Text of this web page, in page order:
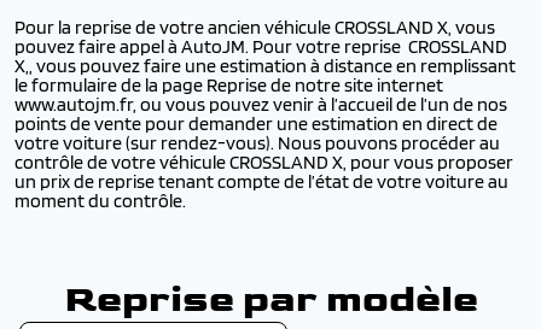
Pour la reprise de votre ancien véhicule CROSSLAND X, vous
pouvez faire appel à AutoJM. Pour votre reprise CROSSLAND
X,, vous pouvez faire une estimation à distance en remplissant
le formulaire de la page Reprise de notre site internet
www.autojm.fr, ou vous pouvez venir à l’accueil de l’un de nos
points de vente pour demander une estimation en direct de
votre voiture (sur rendez-vous). Nous pouvons procéder au
contrôle de votre véhicule CROSSLAND X, pour vous proposer
un prix de reprise tenant compte de l’état de votre voiture au
moment du contrôle.
Reprise par modèle